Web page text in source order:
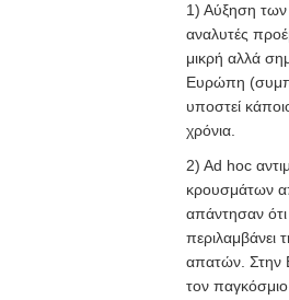
1) Αύξηση των
αναλυτές
μικρή αλλά
Ευρώπη
υποστεί
χρόνια.
2) Ad hoc
κρουσμάτων
απάντησαν
περιλαμβάνει
απατών. Στην
τον παγκόσμιο